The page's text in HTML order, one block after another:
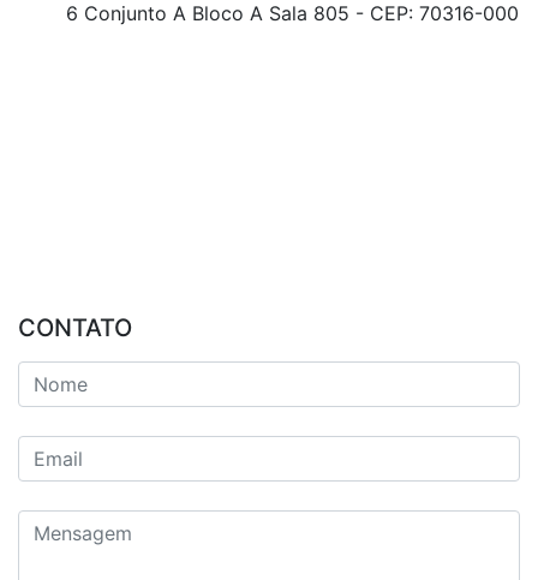
6 Conjunto A Bloco A Sala 805 - CEP: 70316-000
CONTATO